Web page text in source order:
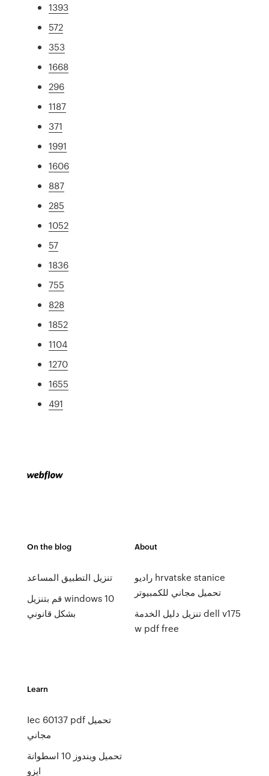
1393
572
353
1668
296
1187
371
1991
1606
887
285
1052
57
1836
755
828
1852
1104
1270
1655
491
On the blog
تنزيل التطبيق المساعد
قم بتنزيل windows 10
بشكل قانوني
About
راديو hrvatske stanice
تحميل مجاني للكمبيوتر
تنزيل دليل الخدمة dell v175
w pdf free
Learn
Iec 60137 pdf تحميل
مجاني
تحميل ويندوز 10 اسطوانة
ايزو